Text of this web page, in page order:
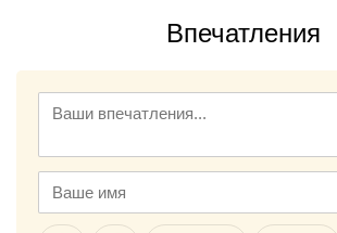
Впечатления